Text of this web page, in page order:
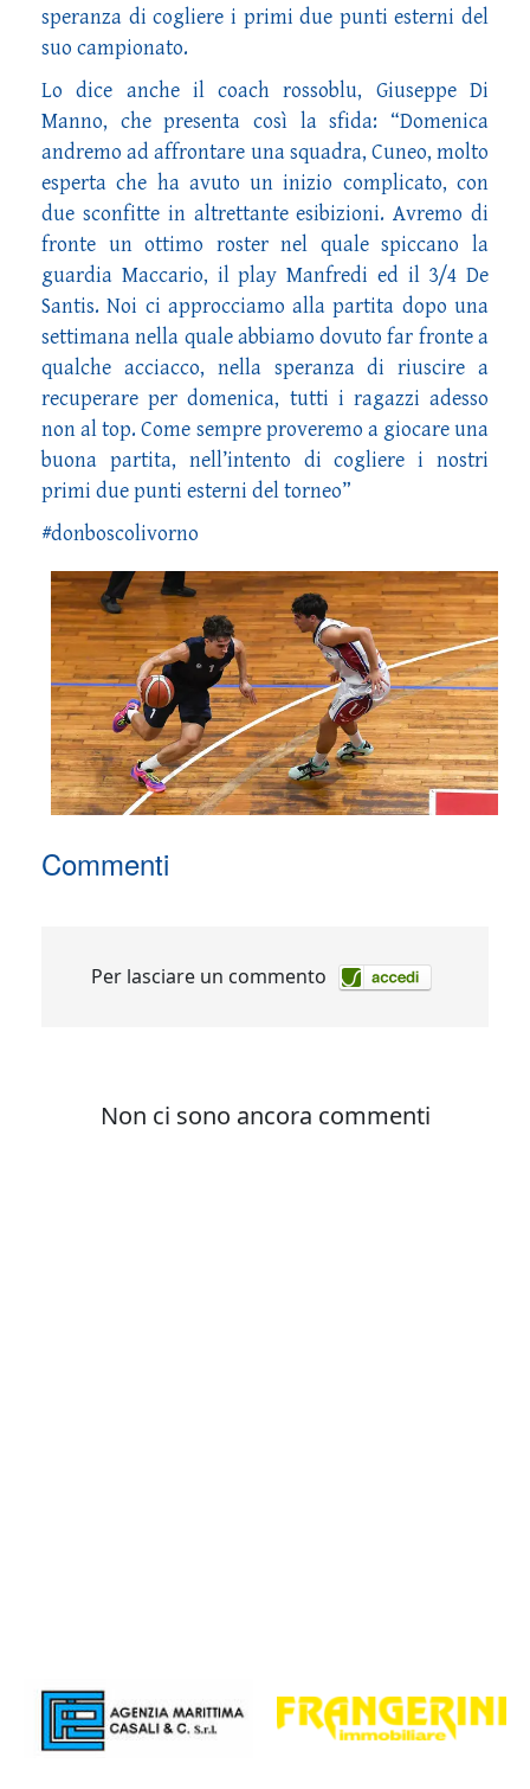
speranza di cogliere i primi due punti esterni del
suo campionato.
Lo dice anche il coach rossoblu, Giuseppe Di
Manno, che presenta così la sfida: “Domenica
andremo ad affrontare una squadra, Cuneo, molto
esperta che ha avuto un inizio complicato, con
due sconfitte in altrettante esibizioni. Avremo di
fronte un ottimo roster nel quale spiccano la
guardia Maccario, il play Manfredi ed il 3/4 De
Santis. Noi ci approcciamo alla partita dopo una
settimana nella quale abbiamo dovuto far fronte a
qualche acciacco, nella speranza di riuscire a
recuperare per domenica, tutti i ragazzi adesso
non al top. Come sempre proveremo a giocare una
buona partita, nell’intento di cogliere i nostri
primi due punti esterni del torneo”
#donboscolivorno
Commenti